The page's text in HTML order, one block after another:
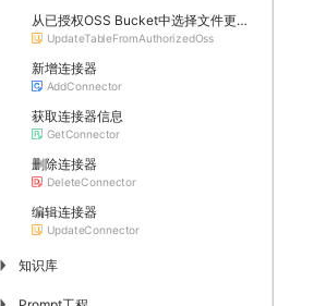
从已授权OSS Bucket中选择文件更新表格
UpdateTableFromAuthorizedOss
新增连接器
AddConnector
获取连接器信息
GetConnector
删除连接器
DeleteConnector
编辑连接器
UpdateConnector
▶ 知识库